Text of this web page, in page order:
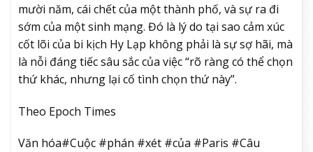
mười năm, cái chết của một thành phố, và sự ra đi
sớm của một sinh mạng. Đó là lý do tại sao cảm xúc
cốt lõi của bi kịch Hy Lạp không phải là sự sợ hãi, mà
là nỗi đáng tiếc sâu sắc của việc “rõ ràng có thể chọn
thứ khác, nhưng lại cố tình chọn thứ này”.
Theo Epoch Times
Văn hóa#Cuộc #phán #xét #của #Paris #Câu